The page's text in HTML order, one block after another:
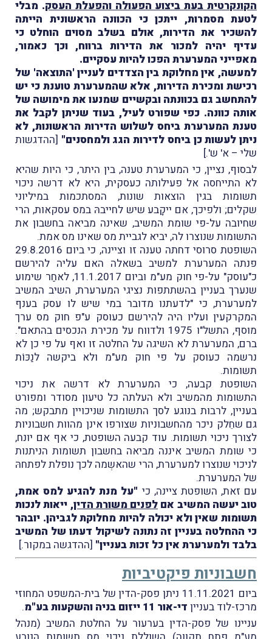
הקונקרטית בעת ביצוע הפעולה והפעלת העסק. מבלי
לטעת מסמרות, ייתכן כי הכוונה הראשונית הייתה
להשכיר את הדירות, אולם בשלב מסוים הוחלט כי
עדיף יהיה למכור את הדירות ברווח, וכך כאמור,
מאפייני המערערת הפכו להיות עסקיים.
למעשה, אין מחלוקת בין הצדדים לעניין 'התוצאה' של
רכישת ומכירת הדירות, אלא שהמערערת טוענת כי יש
להתחשב גם בכוונתה ובקשיים שמנעו את מימושה של
אותה כוונה. כפי שפורט לעיל, בעוד שניתן לקבל את
טענת המערערת ביחס לשלוש הדירות הראשונות, לא
ניתן לעשות כן ביחס לדירות הגג ולמחסנים" [ההדגשות
שלי – א' ש'.]
לבסוף, נציין, כי המערערת טענה, בין היתר, כי היות שהיא
לא התייחסה אל פעילותה כעסקית, היא לא דרשה ניכוי
תשומות בגין הוצאות שונות, המסתכמות במיליוני
שקלים; ולפיכך, אם ייקָבע שיש לחייבהּ במס עסקאות, הרי
שחיובה על-פי שומת המשיב, שאינה מביאה בחשבון את
התשומות שנוצרו לה, יביא לגביית מס שאינו מס אמת.
השופטת סרוסי דחתה טענה זו וציינה, כי ביום 29.8.2016
פנתה המערערת למשיב בשאלה האם עליה להירשם
כ"עוסק" על-פי חוק מע"מ וביום 11.1.2017, לאחַר שימוע
שנערך בעניין בהשתתפות נציגי המערערת, השיב המשיב
למערערת, כי "לדעתנו מדובר במי שיש לו עסק בענף
המקרקעין ועליו היה להירשם כעוסק ע"פ חוק מס ערך
מוסף, התשל"ו 1975 ולדווח על מכירת הנכסים בהתאם".
ברם, המערערת לא השיגה על החלטה זו ואף על פי כן לא
נרשמה כעוסק על פי חוק מע"מ ולא ביקשה לנַכּוֹת
תשומות.
השופטת קבעה, כי המערערת לא דרשה את ניכוי
התשומות מהמשיב ולא העלתה כל טיעון מסודר ומפורט
בעניין, לרבות בנוגע לסך התשומות שניכויין מתבקש; מה
גם שחֵלק ניכר מהחשבוניות שצורפו אינן מהוות חשבוניות
לצורך ניכוי תשומות. עוד קבעה השופטת, כי אף אם יונח,
כי שומת המשיב איננה מביאה בחשבון תשומות הניתנות
לניכוי שנוצרו למערערת, הרי שהאשְמה לכך נופלת לפתחהּ
של המערערת.
עם זאת, השופטת ציינה, כי "על מנת להגיע למס אמת,
טוב יעשה המשיב אם לפנים משורת הדין, ייאות לנכות
תשומות שאין ולא יכולה להיות מחלוקת לגביהן. יובהר
כי ההחלטה בעניין זה נתונה לשיקול דעתו של המשיב
בלבד ולמערערת אין כל זכות בעניין" [ההדגשה במקור.]
חשבוניות פיקטיביות
ביום 11.11.2021 ניתן פסק-הדין של בית-המשפט המחוזי
מרכז-לוד בעניין די-אור 11 ייזום בניה והשקעות בע"מ
.
עניינו של פסק-הדין בערעור על החלטת המשיב (מנהל